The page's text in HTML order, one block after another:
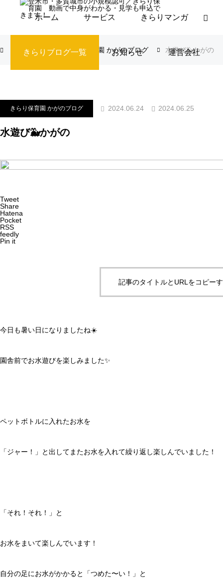
ホーム サービス きらりマンガ
きらりブログ一覧 お知らせ 運営会社
ブログ きらり保育園 かがのブログ 水遊び🐳かがの
きらり保育園 かがのブログ 2024.06.24 2024.06.25
水遊び🐳かがの
Tweet
Share
Hatena
Pocket
RSS
feedly
Pin it
記事のタイトルとURLをコピー
今日も暑い日になりましたね☀️
園舎前でお水遊びを楽しみました✨
ペットボトルに入れたお水を
「ジャー！」と出してまたお水を入れて繰り返し楽しんでいました！
「それ！それ！」と
お水をまいて楽しんでいます！
自分の足にお水がかかると「つめた〜い！」と